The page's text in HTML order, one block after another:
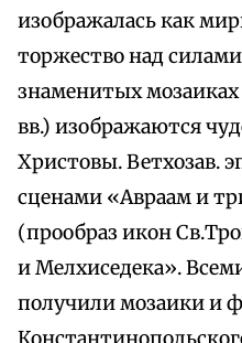
изображалась как
торжество над
знаменитых
вв.) изображаются
Христовы. Ветхозав.
сценами «Авраам и
(прообраз икон
и Мелхиседека».
получили мозаики и